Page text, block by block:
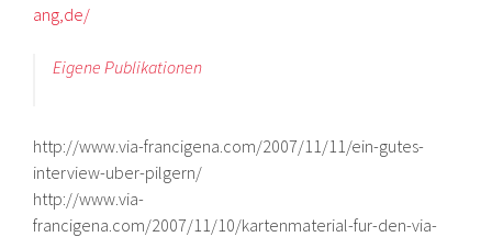
ang,de/
Eigene Publikationen
http://www.via-francigena.com/2007/11/11/ein-gutes-
interview-uber-pilgern/
http://www.via-
francigena.com/2007/11/10/kartenmaterial-fur-den-via-